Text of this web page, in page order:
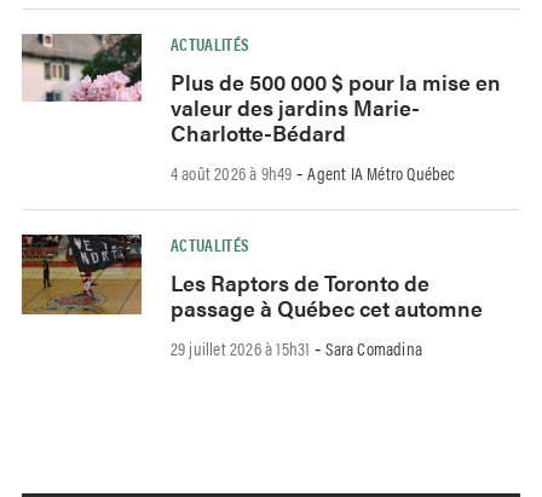
ACTUALITÉS
Plus de 500 000 $ pour la mise en
valeur des jardins Marie-
Charlotte-Bédard
4 août 2026 à 9h49 -Agent IA Métro Québec
ACTUALITÉS
Les Raptors de Toronto de
passage à Québec cet automne
29 juillet 2026 à 15h31 -Sara Comadina